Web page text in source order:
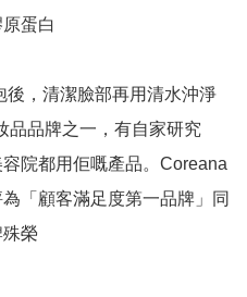
蛋白
後，清潔臉部再用清水沖淨
品品牌之一，有自家研究
院都用佢嘅產品。Coreana
「顧客滿足度第一品牌」同
榮